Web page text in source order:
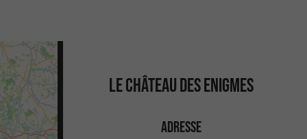
LE CHÂTEAU DES ENIGMES
ADRESSE